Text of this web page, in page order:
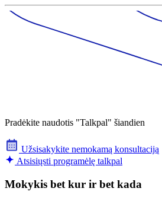
Pradėkite naudotis "Talkpal" šiandien
Užsisakykite nemokamą konsultaciją
Atsisiųsti programėlę talkpal
Mokykis bet kur ir bet kada